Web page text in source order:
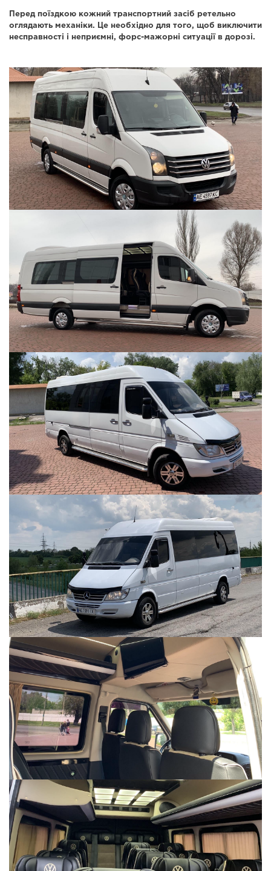
Перед поїздкою кожний транспортний засіб ретельно
оглядають механіки. Це необхідно для того, щоб виключити
несправності і неприємні, форс-мажорні ситуації в дорозі.